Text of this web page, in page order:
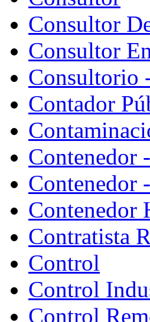
Consultor
Consultor
Consultorio
Contador
Contenedor
Contenedor
Contenedor
Contratista
Control
Control
Control